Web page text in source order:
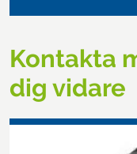
Kontakta
dig vidare